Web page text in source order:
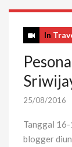
In
25/08/2016
Tanggal 16-
blogger